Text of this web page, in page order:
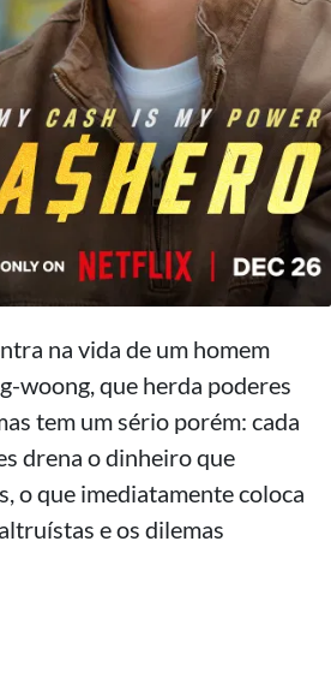
na vida de um homem
woong, que herda poderes
tem um sério porém: cada
drena o dinheiro que
o que imediatamente coloca
e os dilemas